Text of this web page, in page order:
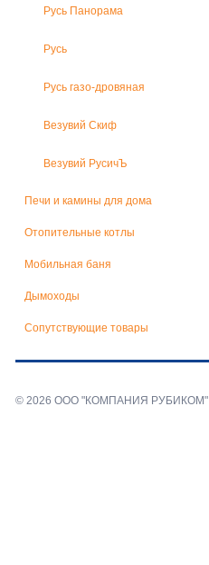
Русь Панорама
Русь
Русь газо-дровяная
Везувий Скиф
Везувий РусичЪ
Печи и камины для дома
Отопительные котлы
Мобильная баня
Дымоходы
Сопутствующие товары
© 2026 ООО "КОМПАНИЯ РУБИКОМ"